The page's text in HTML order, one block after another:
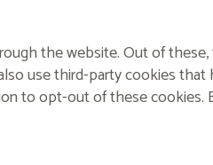
the website. Out of
use third-party cookies
to opt-out of these